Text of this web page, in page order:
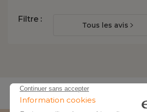
Filtre :
Tous les avis